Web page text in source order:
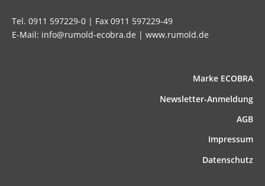
Tel. 0911 597229-0 | Fax 0911 597229-49
E-Mail: info@rumold-ecobra.de | www.rumold.de
Marke ECOBRA
News­letter-Anmeldung
AGB
Impressum
Datenschutz